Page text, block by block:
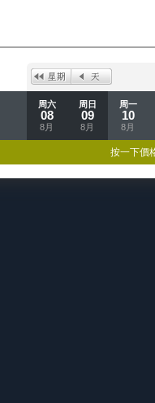
周六
08
8月
周日
09
8月
周一
10
8月
按一下價